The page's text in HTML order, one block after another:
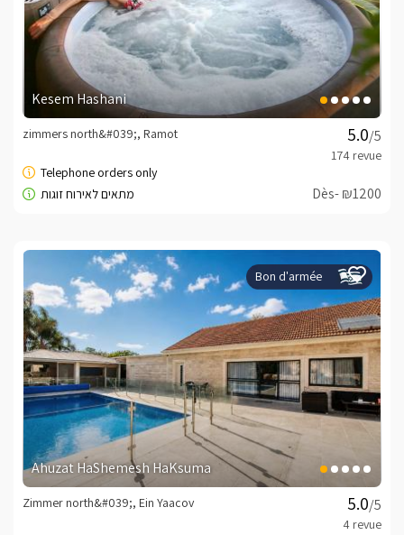
Kesem Hashani
/5
zimmers north&#039;, Ramot
Dès- ₪1200
Bon d'armée
Ahuzat HaShemesh HaKsuma
/5
Zimmer north&#039;, Ein Yaacov